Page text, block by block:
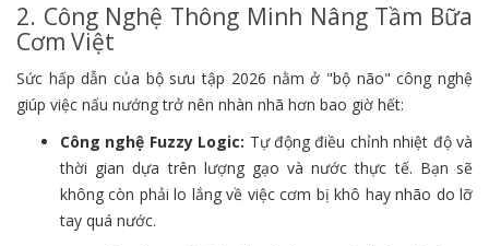
2. Công Nghệ Thông Minh Nâng Tầm Bữa
Cơm Việt
Sức hấp dẫn của bộ sưu tập 2026 nằm ở "bộ não" công nghệ
giúp việc nấu nướng trở nên nhàn nhã hơn bao giờ hết:
Công nghệ Fuzzy Logic: Tự động điều chỉnh nhiệt độ và
thời gian dựa trên lượng gạo và nước thực tế. Bạn sẽ
không còn phải lo lắng về việc cơm bị khô hay nhão do lỡ
tay quá nước.